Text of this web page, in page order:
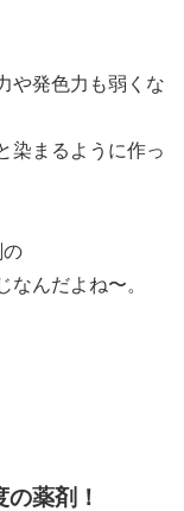
発色力も弱くな
染まるように作っ
んだよね〜。
薬剤！